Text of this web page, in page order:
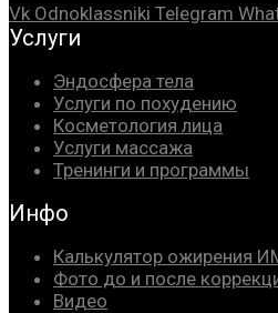
Vk Odnoklassniki Telegram
Услуги
Эндосфера тела
Услуги по похудению
Косметология лица
Услуги массажа
Тренинги и программы
Инфо
Калькулятор ожирения
Фото до и после
Видео